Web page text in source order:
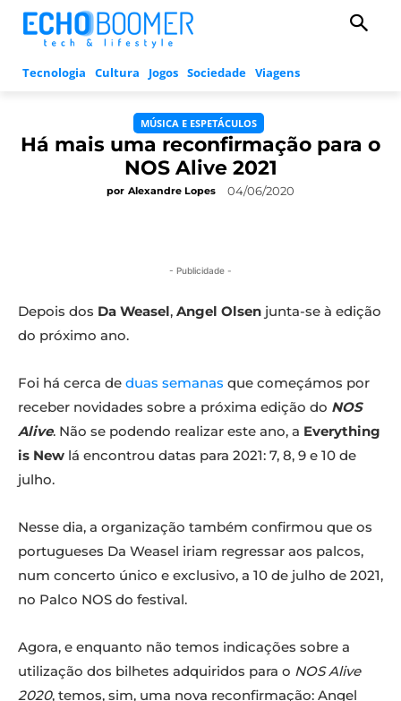
Tecnologia Cultura Jogos Sociedade Viagens
MÚSICA E ESPETÁCULOS
Há mais uma reconfirmação para o
NOS Alive 2021
por Alexandre Lopes 04/06/2020
- Publicidade -
Depois dos Da Weasel, Angel Olsen junta-se à edição
do próximo ano.
Foi há cerca de duas semanas que começámos por
receber novidades sobre a próxima edição do NOS
Alive. Não se podendo realizar este ano, a Everything
is New lá encontrou datas para 2021: 7, 8, 9 e 10 de
julho.
Nesse dia, a organização também confirmou que os
portugueses Da Weasel iriam regressar aos palcos,
num concerto único e exclusivo, a 10 de julho de 2021,
no Palco NOS do festival.
Agora, e enquanto não temos indicações sobre a
utilização dos bilhetes adquiridos para o NOS Alive
2020, temos, sim, uma nova reconfirmação: Angel